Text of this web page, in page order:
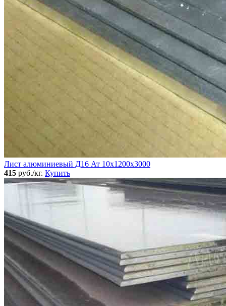
Лист алюминиевый Д16 Ат 10х1200х3000
415 руб./кг. Купить